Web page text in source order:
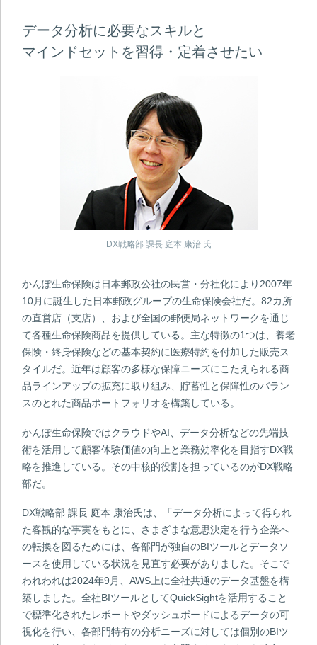
データ分析に必要なスキルと
マインドセットを習得・定着させたい
DX戦略部 課長 庭本 康治 氏
かんぽ生命保険は日本郵政公社の民営・分社化により2007年
10月に誕生した日本郵政グループの生命保険会社だ。82カ所
の直営店（支店）、および全国の郵便局ネットワークを通じ
て各種生命保険商品を提供している。主な特徴の1つは、養老
保険・終身保険などの基本契約に医療特約を付加した販売ス
タイルだ。近年は顧客の多様な保障ニーズにこたえられる商
品ラインアップの拡充に取り組み、貯蓄性と保障性のバラン
スのとれた商品ポートフォリオを構築している。
かんぽ生命保険ではクラウドやAI、データ分析などの先端技
術を活用して顧客体験価値の向上と業務効率化を目指すDX戦
略を推進している。その中核的役割を担っているのがDX戦略
部だ。
DX戦略部 課長 庭本 康治氏は、「データ分析によって得られ
た客観的な事実をもとに、さまざまな意思決定を行う企業へ
の転換を図るためには、各部門が独自のBIツールとデータソ
ースを使用している状況を見直す必要がありました。そこで
われわれは2024年9月、AWS上に全社共通のデータ基盤を構
築しました。全社BIツールとしてQuickSightを活用すること
で標準化されたレポートやダッシュボードによるデータの可
視化を行い、各部門特有の分析ニーズに対しては個別のBIツ